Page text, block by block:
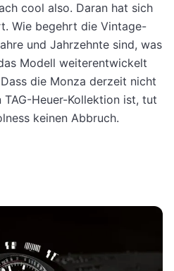
cool also. Daran hat sich
Wie begehrt die Vintage-
und Jahrzehnte sind, was
Modell weiterentwickelt
die Monza derzeit nicht
Heuer-Kollektion ist, tut
keinen Abbruch.